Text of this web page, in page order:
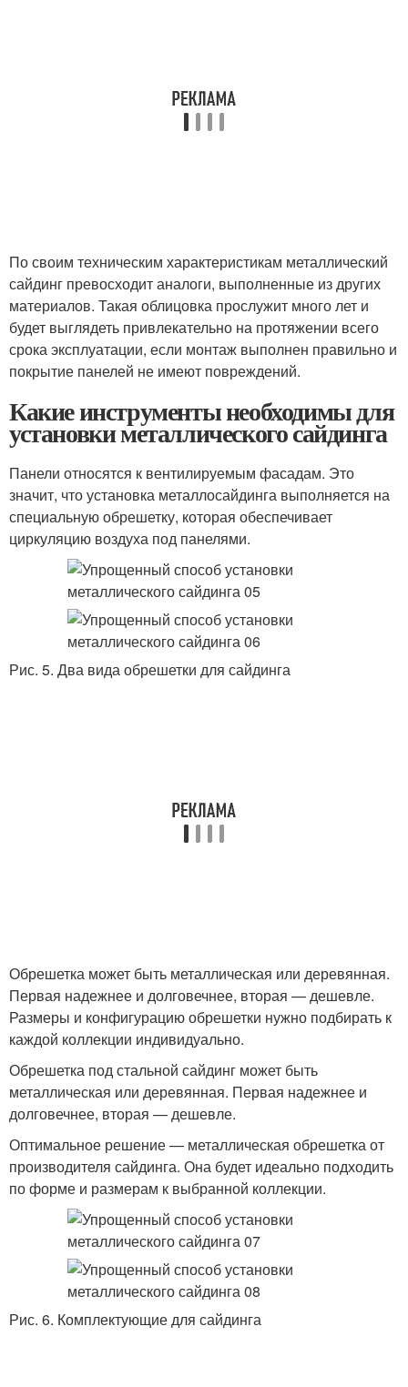
По своим техническим характеристикам металлический
сайдинг превосходит аналоги, выполненные из других
материалов. Такая облицовка прослужит много лет и
будет выглядеть привлекательно на протяжении всего
срока эксплуатации, если монтаж выполнен правильно и
покрытие панелей не имеют повреждений.
Какие инструменты необходимы для
установки металлического сайдинга
Панели относятся к вентилируемым фасадам. Это
значит, что установка металлосайдинга выполняется на
специальную обрешетку, которая обеспечивает
циркуляцию воздуха под панелями.
Рис. 5. Два вида обрешетки для сайдинга
Обрешетка может быть металлическая или деревянная.
Первая надежнее и долговечнее, вторая — дешевле.
Размеры и конфигурацию обрешетки нужно подбирать к
каждой коллекции индивидуально.
Обрешетка под стальной сайдинг может быть
металлическая или деревянная. Первая надежнее и
долговечнее, вторая — дешевле.
Оптимальное решение — металлическая обрешетка от
производителя сайдинга. Она будет идеально подходить
по форме и размерам к выбранной коллекции.
Рис. 6. Комплектующие для сайдинга